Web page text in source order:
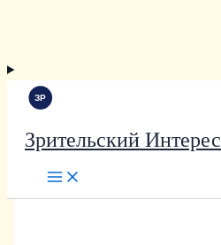
Зрительский Интерес